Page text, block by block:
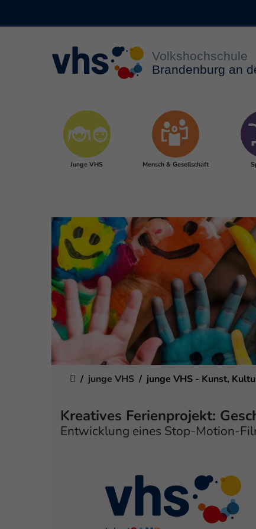
Junge VHS Mensch & Gesellschaft
junge VHS junge VHS - Kunst,
Kreatives Ferienprojekt:
Entwicklung eines Stop-Motion-